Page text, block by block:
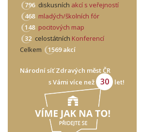
796 diskusních akcí s veřejností
468 mladých/školních fór
148 pocitových map
32 celostátních Konferencí
Celkem
1569 akcí
Národní síť Zdravých měst ČR
s Vámi více než
30 let!